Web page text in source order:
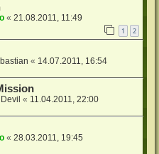
«21.08.2011, 11:49
1 2
« 14.07.2011, 16:54
« 11.04.2011, 22:00
«28.03.2011, 19:45